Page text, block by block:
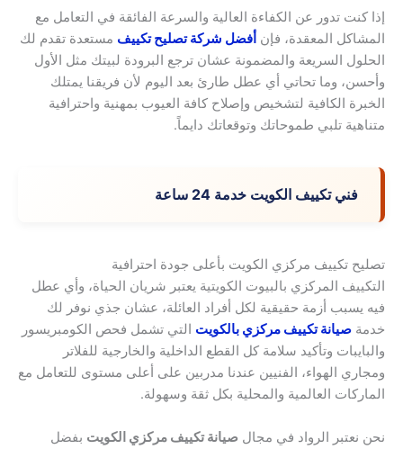
إذا كنت تدور عن الكفاءة العالية والسرعة الفائقة في التعامل مع
المشاكل المعقدة، فإن أفضل شركة تصليح تكييف مستعدة تقدم لك
الحلول السريعة والمضمونة عشان ترجع البرودة لبيتك مثل الأول
وأحسن، وما تحاتي أي عطل طارئ بعد اليوم لأن فريقنا يمتلك
الخبرة الكافية لتشخيص وإصلاح كافة العيوب بمهنية واحترافية
متناهية تلبي طموحاتك وتوقعاتك دايماً.
فني تكييف الكويت خدمة 24 ساعة
تصليح تكييف مركزي الكويت بأعلى جودة احترافية
التكييف المركزي بالبيوت الكويتية يعتبر شريان الحياة، وأي عطل
فيه يسبب أزمة حقيقية لكل أفراد العائلة، عشان جذي نوفر لك
خدمة صيانة تكييف مركزي بالكويت التي تشمل فحص الكومبريسور
والبايبات وتأكيد سلامة كل القطع الداخلية والخارجية للفلاتر
ومجاري الهواء، الفنيين عندنا مدربين على أعلى مستوى للتعامل مع
الماركات العالمية والمحلية بكل ثقة وسهولة.
نحن نعتبر الرواد في مجال صيانة تكييف مركزي الكويت بفضل